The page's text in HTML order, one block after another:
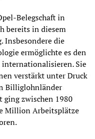
Belegschaft in
bereits in diesem
Insbesondere die
ermöglichte es den
Sie
verstärkt unter Druck
Billiglohnländer
ging zwischen 1980
Million Arbeitsplätze